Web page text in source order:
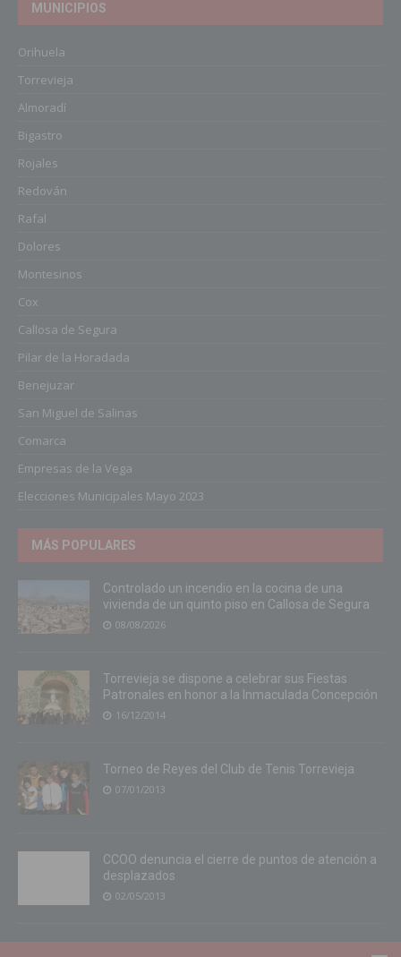
MUNICIPIOS
Orihuela
Torrevieja
Almoradí
Bigastro
Rojales
Redován
Rafal
Dolores
Montesinos
Cox
Callosa de Segura
Pilar de la Horadada
Benejuzar
San Miguel de Salinas
Comarca
Empresas de la Vega
Elecciones Municipales Mayo 2023
MÁS POPULARES
Controlado un incendio en la cocina de una
vivienda de un quinto piso en Callosa de Segura
08/08/2026
Torrevieja se dispone a celebrar sus Fiestas
Patronales en honor a la Inmaculada Concepción
16/12/2014
Torneo de Reyes del Club de Tenis Torrevieja
07/01/2013
CCOO denuncia el cierre de puntos de atención a
desplazados
02/05/2013